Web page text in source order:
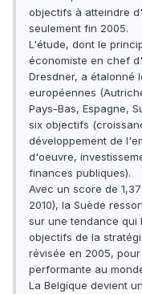
objectifs à atteindre
seulement fin 2005.
L'étude, dont le
économiste en chef
Dresdner, a étalonné
européennes
Pays-Bas, Espagne,
six objectifs
développement de
d'oeuvre,
finances publiques).
Avec un score de
2010), la Suède
sur une tendance qui
objectifs de la
révisée en 2005,
performante au
La Belgique devient